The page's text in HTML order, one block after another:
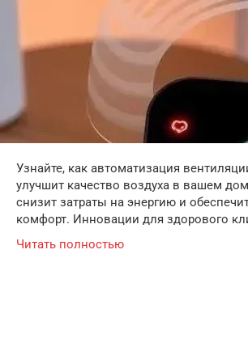
Узнайте, как автоматизация
улучшит качество воздуха в вашем
снизит затраты на энергию и
комфорт. Инновации для здорового
Читать полностью